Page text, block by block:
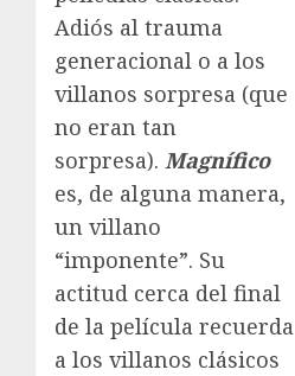
Adiós al trauma
generacional o a los
villanos sorpresa (que
no eran tan
sorpresa). Magnífico
es, de alguna manera,
un villano
“imponente”. Su
actitud cerca del final
de la película recuerda
a los villanos clásicos